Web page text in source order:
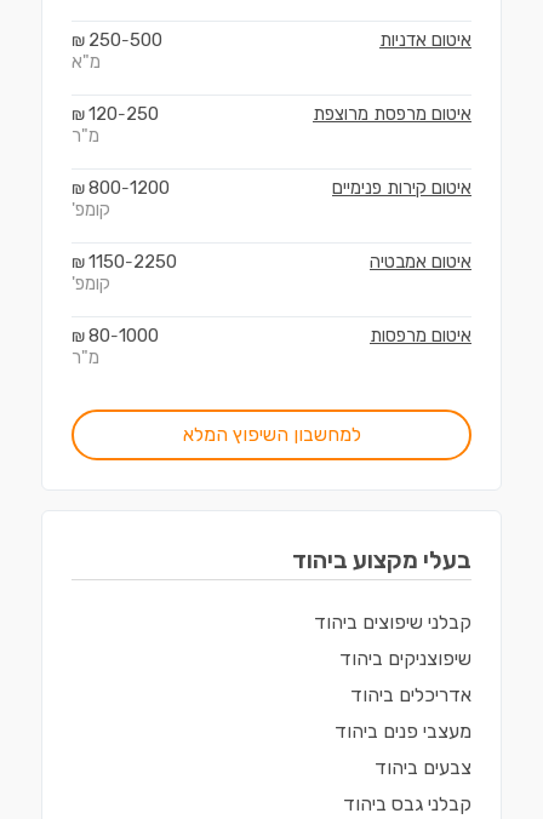
איטום אדניות 250-500
₪
מ"א
איטום מרפסת מרוצפת 120-250
₪
מ"ר
איטום קירות פנימיים 800-1200
₪
קומפ'
איטום אמבטיה 1150-2250
₪
קומפ'
איטום מרפסות 80-1000
₪
מ"ר
למחשבון השיפוץ המלא
בעלי מקצוע ביהוד
קבלני שיפוצים ביהוד
שיפוצניקים ביהוד
אדריכלים ביהוד
מעצבי פנים ביהוד
צבעים ביהוד
קבלני גבס ביהוד